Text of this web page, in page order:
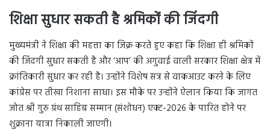
शिक्षा सुधार सकती है श्रमिकों की जिंदगी
मुख्यमंत्री ने शिक्षा की महत्ता का जिक्र करते हुए कहा कि शिक्षा ही श्रमिकों
की जिंदगी सुधार सकती है और ‘आप’ की अगुवाई वाली सरकार शिक्षा क्षेत्र में
क्रांतिकारी सुधार कर रही है। उन्होंने विशेष सत्र से वाकआउट करने के लिए
कांग्रेस पर तीखा निशाना साधा। इस मौके पर उन्होंने ऐलान किया कि जागत
जोत श्री गुरु ग्रंथ साहिब सम्मान (संशोधन) एक्ट-2026 के पारित होने पर
शुक्राना यात्रा निकाली जाएगी।